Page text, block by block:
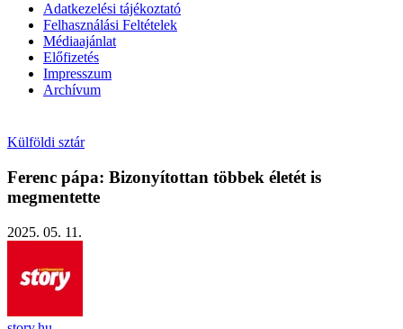
Adatkezelési tájékoztató
Felhasználási Feltételek
Médiaajánlat
Előfizetés
Impresszum
Archívum
Külföldi sztár
Ferenc pápa: Bizonyítottan többek életét is
megmentette
2025. 05. 11.